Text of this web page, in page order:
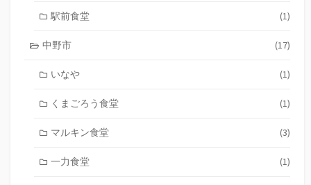
駅前食堂 (1)
中野市 (17)
いなや (1)
くまごろう食堂 (1)
マルキン食堂 (3)
一力食堂 (1)